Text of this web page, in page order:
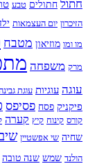
חתול חתולים טבע
הזיכרון יום העצמאות
מו ומו מוזיאון מטבח
מרק משפחה
עוגה עוגיות עוגת גבינה
פיקניק פסח פסיפס
קורס קינוח קיץ קערה
שחיה שי אפשטיין
הולנד שמש שנה טובה